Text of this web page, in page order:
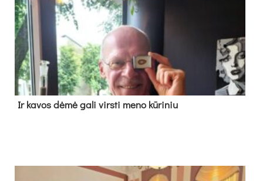
Ir ka­vos dė­mė ga­li virs­ti me­no kū­ri­niu